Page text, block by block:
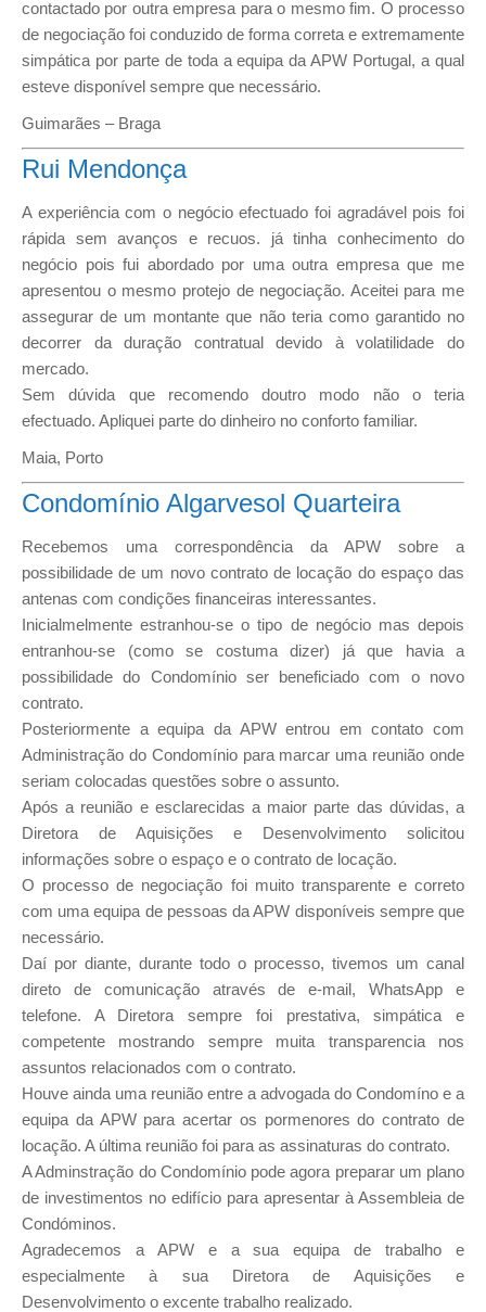
contactado por outra empresa para o mesmo fim. O processo
de negociação foi conduzido de forma correta e extremamente
simpática por parte de toda a equipa da APW Portugal, a qual
esteve disponível sempre que necessário.
Guimarães – Braga
Rui Mendonça
A experiência com o negócio efectuado foi agradável pois foi
rápida sem avanços e recuos. já tinha conhecimento do
negócio pois fui abordado por uma outra empresa que me
apresentou o mesmo protejo de negociação. Aceitei para me
assegurar de um montante que não teria como garantido no
decorrer da duração contratual devido à volatilidade do
mercado.
Sem dúvida que recomendo doutro modo não o teria
efectuado. Apliquei parte do dinheiro no conforto familiar.
Maia, Porto
Condomínio Algarvesol Quarteira
Recebemos uma correspondência da APW sobre a
possibilidade de um novo contrato de locação do espaço das
antenas com condições financeiras interessantes.
Inicialmelmente estranhou-se o tipo de negócio mas depois
entranhou-se (como se costuma dizer) já que havia a
possibilidade do Condomínio ser beneficiado com o novo
contrato.
Posteriormente a equipa da APW entrou em contato com
Administração do Condomínio para marcar uma reunião onde
seriam colocadas questões sobre o assunto.
Após a reunião e esclarecidas a maior parte das dúvidas, a
Diretora de Aquisições e Desenvolvimento solicitou
informações sobre o espaço e o contrato de locação.
O processo de negociação foi muito transparente e correto
com uma equipa de pessoas da APW disponíveis sempre que
necessário.
Daí por diante, durante todo o processo, tivemos um canal
direto de comunicação através de e-mail, WhatsApp e
telefone. A Diretora sempre foi prestativa, simpática e
competente mostrando sempre muita transparencia nos
assuntos relacionados com o contrato.
Houve ainda uma reunião entre a advogada do Condomíno e a
equipa da APW para acertar os pormenores do contrato de
locação. A última reunião foi para as assinaturas do contrato.
A Adminstração do Condomínio pode agora preparar um plano
de investimentos no edifício para apresentar à Assembleia de
Condóminos.
Agradecemos a APW e a sua equipa de trabalho e
especialmente à sua Diretora de Aquisições e
Desenvolvimento o excente trabalho realizado.